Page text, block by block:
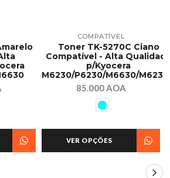
COMPATÍVEL
Toner TK-5270C Ciano
Compatível - Alta
p/Kyocera
M6230/P6230/M6630/
85.000 AOA
VER OPÇÕES